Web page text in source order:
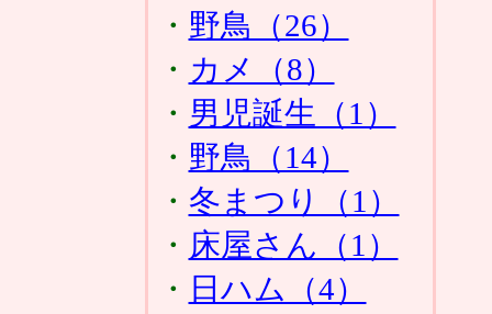
・ 野鳥（26）
・ カメ（8）
・ 男児誕生（1）
・ 野鳥（14）
・ 冬まつり（1）
・ 床屋さん（1）
・ 日ハム（4）